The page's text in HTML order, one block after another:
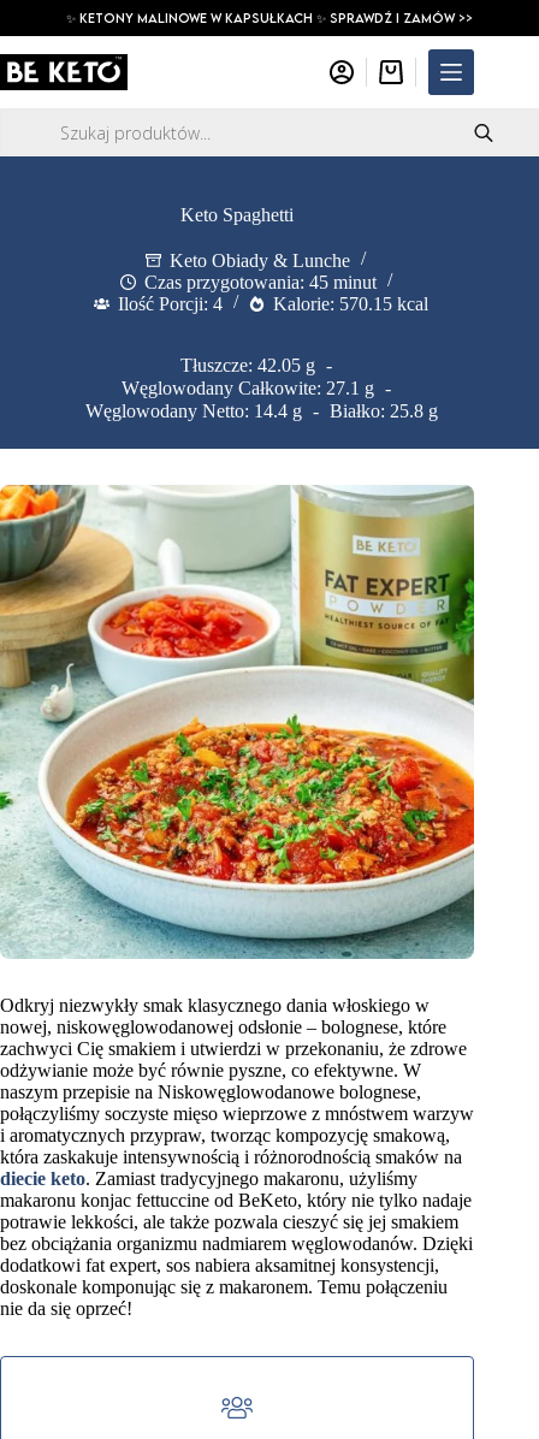
treści
✨ ketony malinowe w kapsułkach ✨ SPRAWDŹ I ZAMÓW >>
Koszyk
produktów
Keto Spaghetti
Keto Obiady & Lunche
Czas przygotowania: 45 minut
Ilość Porcji: 4
Kalorie: 570.15 kcal
Tłuszcze: 42.05 g
Węglowodany Całkowite: 27.1 g
Węglowodany Netto: 14.4 g
Białko: 25.8 g
Odkryj niezwykły smak klasycznego dania włoskiego w
nowej, niskowęglowodanowej odsłonie – bolognese, które
zachwyci Cię smakiem i utwierdzi w przekonaniu, że zdrowe
odżywianie może być równie pyszne, co efektywne. W
naszym przepisie na Niskowęglowodanowe bolognese,
połączyliśmy soczyste mięso wieprzowe z mnóstwem warzyw
i aromatycznych przypraw, tworząc kompozycję smakową,
która zaskakuje intensywnością i różnorodnością smaków na
diecie keto. Zamiast tradycyjnego makaronu, użyliśmy
makaronu konjac fettuccine od BeKeto, który nie tylko nadaje
potrawie lekkości, ale także pozwala cieszyć się jej smakiem
bez obciążania organizmu nadmiarem węglowodanów. Dzięki
dodatkowi fat expert, sos nabiera aksamitnej konsystencji,
doskonale komponując się z makaronem. Temu połączeniu
nie da się oprzeć!